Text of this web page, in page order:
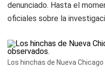
denunciado. Hasta el
oficiales sobre la
Los hinchas de Nueva